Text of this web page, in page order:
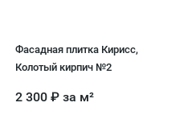
Фасадная плитка Кирисс,
Колотый кирпич №2
2 300 ₽ за м²